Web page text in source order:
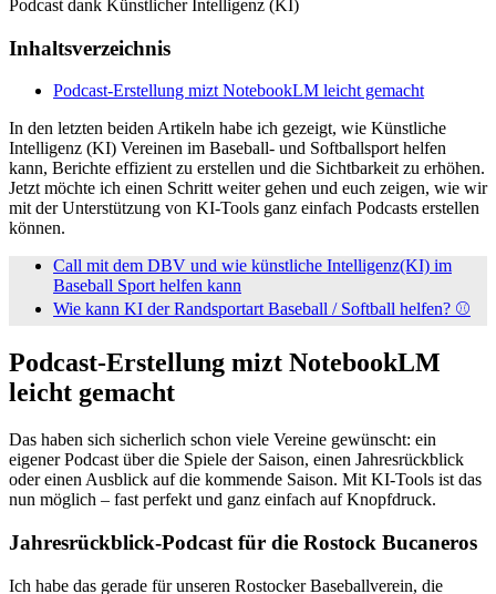
Inhaltsverzeichnis
Podcast-Erstellung mizt NotebookLM leicht gemacht
In den letzten beiden Artikeln habe ich gezeigt, wie Künstliche
Intelligenz (KI) Vereinen im Baseball- und Softballsport helfen
kann, Berichte effizient zu erstellen und die Sichtbarkeit zu erhöhen.
Jetzt möchte ich einen Schritt weiter gehen und euch zeigen, wie wir
mit der Unterstützung von KI-Tools ganz einfach Podcasts erstellen
können.
Call mit dem DBV und wie künstliche Intelligenz(KI) im
Baseball Sport helfen kann
Wie kann KI der Randsportart Baseball / Softball helfen? ⚾️
Podcast-Erstellung mizt NotebookLM
leicht gemacht
Das haben sich sicherlich schon viele Vereine gewünscht: ein
eigener Podcast über die Spiele der Saison, einen Jahresrückblick
oder einen Ausblick auf die kommende Saison. Mit KI-Tools ist das
nun möglich – fast perfekt und ganz einfach auf Knopfdruck.
Jahresrückblick-Podcast für die Rostock Bucaneros
Ich habe das gerade für unseren Rostocker Baseballverein, die